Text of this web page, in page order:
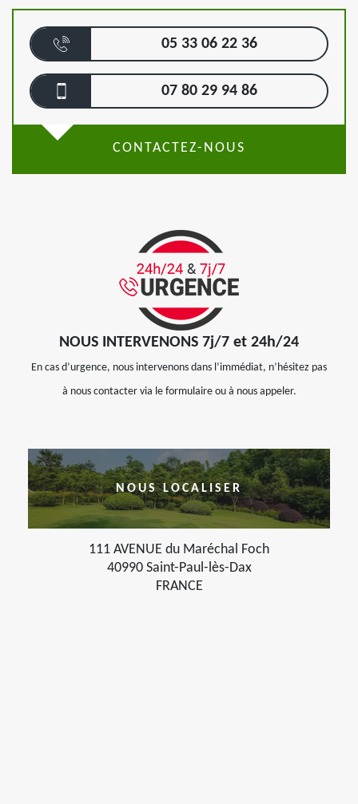
05 33 06 22 36
07 80 29 94 86
CONTACTEZ-NOUS
NOUS INTERVENONS 7j/7 et 24h/24
En cas d’urgence, nous intervenons dans l’immédiat, n’hésitez pas
à nous contacter via le formulaire ou à nous appeler.
NOUS LOCALISER
111 AVENUE du Maréchal Foch
40990 Saint-Paul-lès-Dax
FRANCE